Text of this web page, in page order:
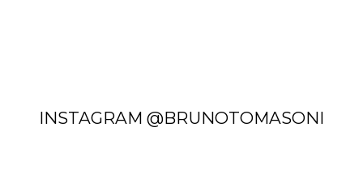
INSTAGRAM @BRUNOTOMASONI